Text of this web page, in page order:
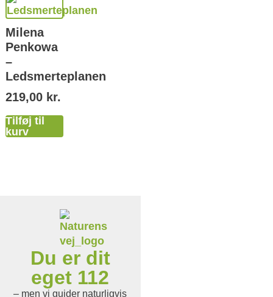
Milena
Penkowa
–
Ledsmerteplanen
219,00 kr.
Tilføj til
kurv
Du er dit
eget 112
– men vi guider naturligvis